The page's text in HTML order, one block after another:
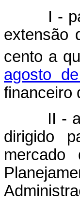
I - pago
extensão
cento a
agosto
financeiro
II -
dirigido